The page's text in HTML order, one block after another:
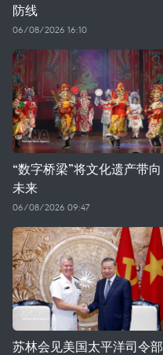
防线
06/08/2026 16:10
“数字桥梁”将文化遗产带向
未来
06/08/2026 09:47
苏林会见美国太平洋司令部